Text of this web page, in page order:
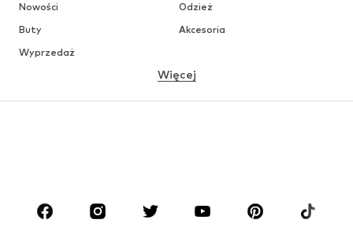
Nowości
Odzież
Buty
Akcesoria
Wyprzedaż
MARKI
Więcej